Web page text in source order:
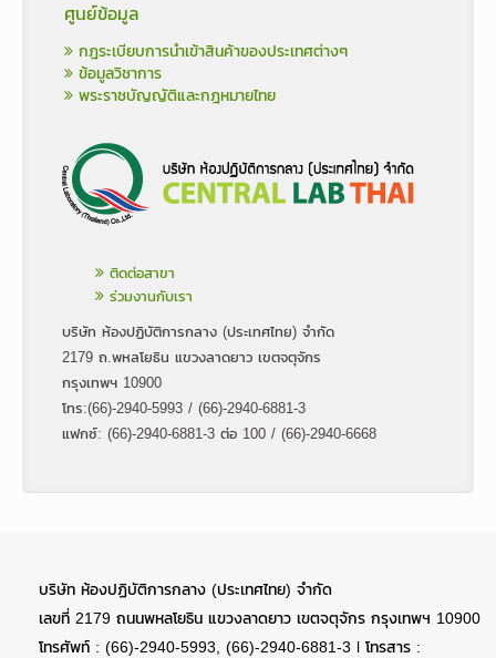
ศูนย์ข้อมูล
กฎระเบียบการนำเข้าสินค้าของประเทศต่างๆ
ข้อมูลวิชาการ
พระราชบัญญัติและกฎหมายไทย
ติดต่อสาขา
ร่วมงานกับเรา
บริษัท ห้องปฏิบัติการกลาง (ประเทศไทย) จำกัด
2179 ถ.พหลโยธิน แขวงลาดยาว เขตจตุจักร
กรุงเทพฯ 10900
โทร:(66)-2940-5993 / (66)-2940-6881-3
แฟกซ์: (66)-2940-6881-3 ต่อ 100 / (66)-2940-6668
บริษัท ห้องปฏิบัติการกลาง (ประเทศไทย) จำกัด
เลขที่ 2179 ถนนพหลโยธิน แขวงลาดยาว เขตจตุจักร กรุงเทพฯ 10900
โทรศัพท์ : (66)-2940-5993, (66)-2940-6881-3 l โทรสาร :